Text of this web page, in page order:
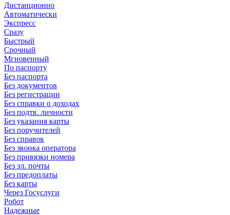
Дистанционно
Автоматически
Экспресс
Сразу
Быстрый
Срочный
Мгновенный
По паспорту
Без паспорта
Без документов
Без регистрации
Без справки о доходах
Без подтв. личности
Без указания карты
Без поручителей
Без справок
Без звонка оператора
Без привязки номера
Без эл. почты
Без предоплаты
Без карты
Через Госуслуги
Робот
Надежные